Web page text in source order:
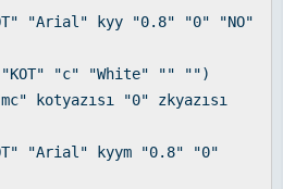
"Arial" kyy "0.8" "0" "NO"
"KOT" "c" "White" "" "")
kotyazısı "0" zkyazısı
"Arial" kyym "0.8" "0"